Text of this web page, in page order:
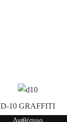
D-10 GRAFFITI
Διαθέσιμο